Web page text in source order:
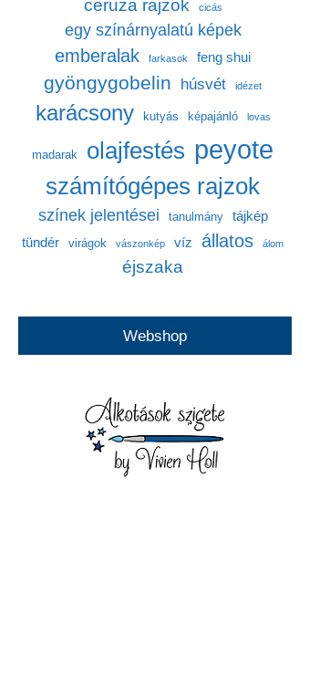
ceruza rajzok cicás
egy színárnyalatú képek
emberalak farkasok feng shui
gyöngygobelin húsvét idézet
karácsony kutyás képajánló lovas
madarak olajfestés peyote
számítógépes rajzok
színek jelentései tanulmány
tájkép
tündér
virágok vászonkép víz állatos álom
éjszaka
Webshop